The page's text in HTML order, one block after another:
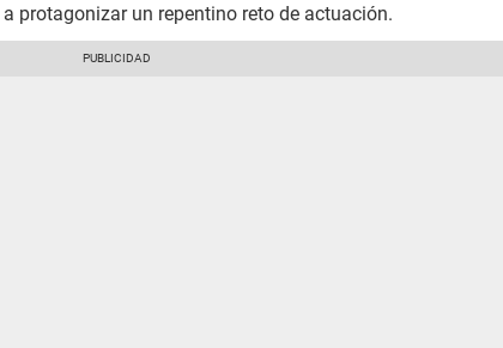
protagonizar un repentino reto de actuación.